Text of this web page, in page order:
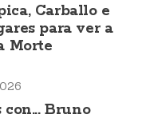
Carballo e
para ver a
Morte
Bruno